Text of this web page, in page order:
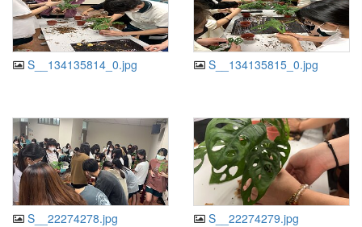
S__134135814_0.jpg S__134135815_0.jpg
S__22274278.jpg S__22274279.jpg